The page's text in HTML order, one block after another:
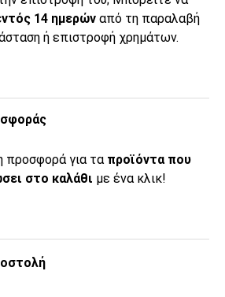
14 ημερών από τη παραλαβή
ή επιστροφή χρημάτων.
προσφορά για τα προϊόντα που
στο καλάθι με ένα κλικ!